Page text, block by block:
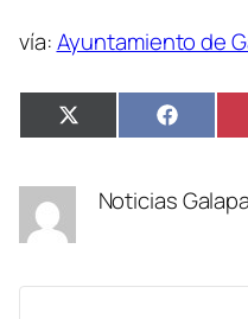
vía:Ayuntamiento de
Compartir
en
X
(Twitter) en
Noticias